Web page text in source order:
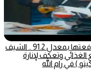
صنعت لذاتها مملكة والثانية على دفعتها بمعدل 91.2 .. الشيف
وتعكف لإنارة
) في رام الله